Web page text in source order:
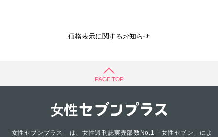
価格表示に関するお知らせ
PAGE TOP
「女性セブンプラス」は、女性週刊誌実売部数No.1「女性セブン」によ